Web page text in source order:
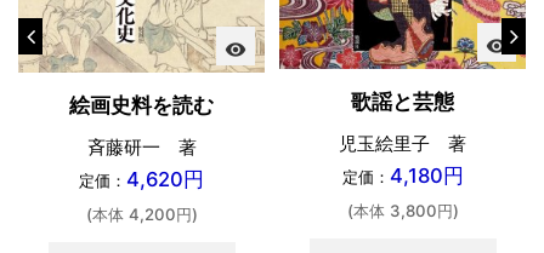
visibility
絵画史料を読む
斉藤研一 著
定価： 4,620円
(本体 4,200円)
visibility
歌謡と芸態
児玉絵里子 著
定価： 4,180円
(本体 3,800円)